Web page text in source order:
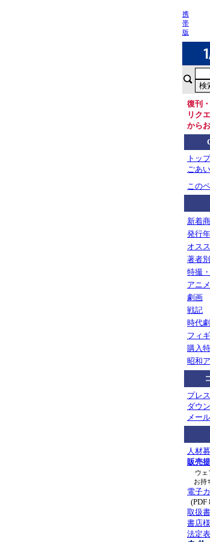
携
帯
版
復刊
リク
から
トッ
ごあ
この
新着
発行
オス
著者別
特撮
アニメ
劇画
戦記
時代
フィ
購入
昭和
プレ
ダウ
メー
人材
販売
ウェ
お持
電子
(PDF
取扱
書店
法定